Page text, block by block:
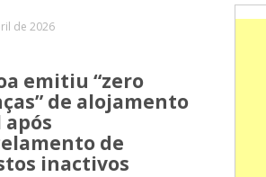
de 2026
emitiu “zero
de alojamento
após
de
inactivos